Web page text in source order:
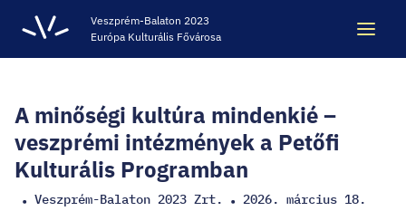
Veszprém-Balaton 2023
Európa Kulturális Fővárosa
Keresés
ÖRÖKSÉG
A minőségi kultúra mindenkié –
veszprémi intézmények a Petőfi
Kulturális Programban
• Veszprém-Balaton 2023 Zrt. • 2026. március 18.